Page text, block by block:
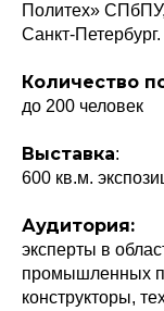
Политех»
Санкт-Петербург.
Количество
до 200 человек
Выставка:
600 кв.м.
Аудитория:
эксперты в
промышленных
конструкторы,